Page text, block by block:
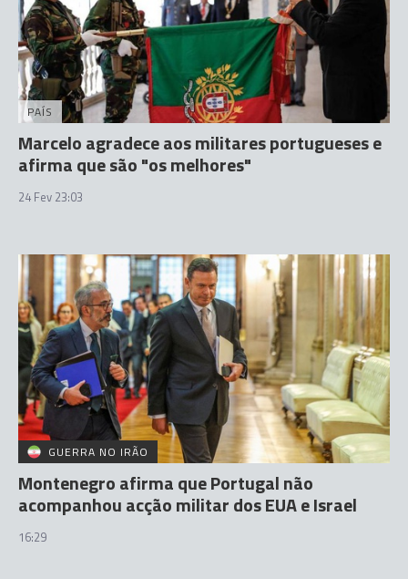
PAÍS
Marcelo agradece aos militares portugueses e
afirma que são "os melhores"
24 Fev 23:03
GUERRA NO IRÃO
Montenegro afirma que Portugal não
acompanhou acção militar dos EUA e Israel
16:29